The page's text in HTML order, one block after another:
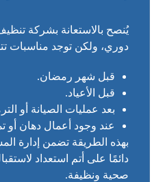
يُنصح بالاستعانة بشركة
دوري، ولكن توجد مناسبات
قبل شهر رمضان.
قبل الأعياد.
بعد عمليات الصيانة أو
عند وجود أعمال دهان أو
بهذه الطريقة تضمن إدارة
دائمًا على أتم استعداد
صحية ونظيفة.